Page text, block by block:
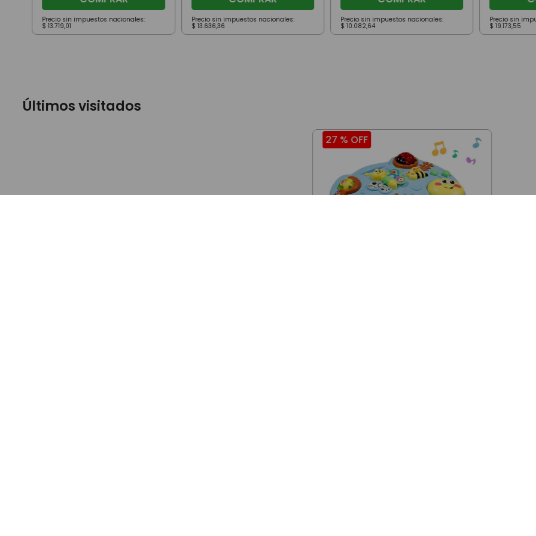
Precio sin impuestos nacionales:
$ 13.719,01
Precio sin impuestos nacionales:
$ 13.636,36
Precio sin impuestos nacionales:
$ 10.082,64
Precio sin
$ 19.173,55
Últimos visitados
27 %OFF